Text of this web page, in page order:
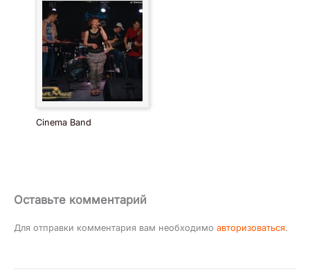
Cinema Band
Оставьте комментарий
Для отправки комментария вам необходимо авторизоваться.